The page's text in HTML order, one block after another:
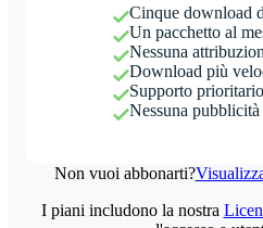
Cinque download
Un pacchetto al
Nessuna
Download più
Supporto prioritario
Nessuna pubblicità
Non vuoi abbonarti?
I piani includono la nostra